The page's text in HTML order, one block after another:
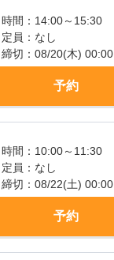
時間：14:00～15:30
定員：なし
締切：08/20(木) 00:00
予約
時間：10:00～11:30
定員：なし
締切：08/22(土) 00:00
予約